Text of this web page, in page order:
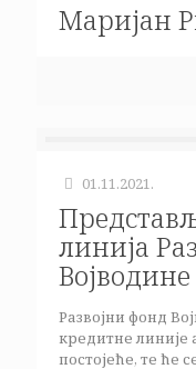
Маријан
01.11.2021.
линија
Војводине
Развојни фонд
кредитне линије
постојеће, те ће